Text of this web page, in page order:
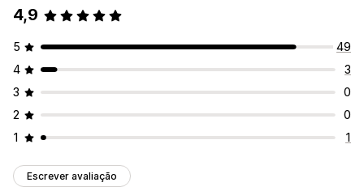
4,9
5
49
4
3
3
0
2
0
1
1
Escrever avaliação